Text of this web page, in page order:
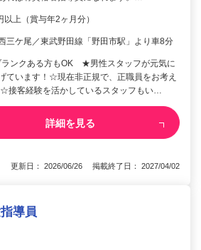
上（賞与年2ヶ月分）
三ケ尾／東武野田線「野田市駅」より車8分
ランクある方もOK ★男性スタッフが元気に
ています！☆現在非正規で、正職員をお考え
接客経験を活かしているスタッフもい…
詳細を見る
更新日： 2026/06/26 掲載終了日： 2027/04/02
導員